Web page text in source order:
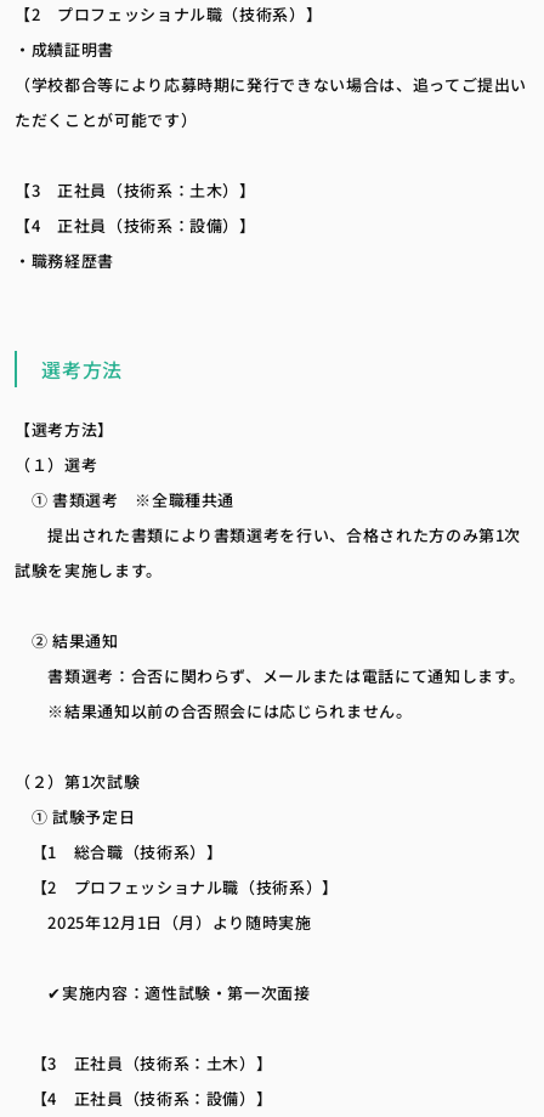
【2 プロフェッショナル職（技術系）】
・成績証明書
（学校都合等により応募時期に発行できない場合は、追ってご提出い
ただくことが可能です）
【3 正社員（技術系：土木）】
【4 正社員（技術系：設備）】
・職務経歴書
選考方法
【選考方法】
（１）選考
① 書類選考 ※全職種共通
提出された書類により書類選考を行い、合格された方のみ第1次
試験を実施します。
② 結果通知
書類選考：合否に関わらず、メールまたは電話にて通知します。
※結果通知以前の合否照会には応じられません。
（２）第1次試験
① 試験予定日
【1 総合職（技術系）】
【2 プロフェッショナル職（技術系）】
2025年12月1日（月）より随時実施
✔実施内容：適性試験・第一次面接
【3 正社員（技術系：土木）】
【4 正社員（技術系：設備）】